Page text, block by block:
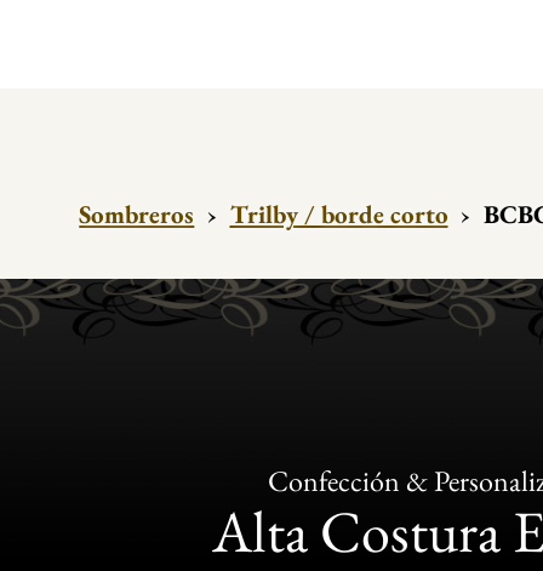
Sombreros › Trilby / borde corto ›
Confección &
Alta Costura